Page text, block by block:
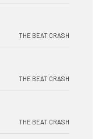
THE BEAT CRASH
THE BEAT CRASH
THE BEAT CRASH